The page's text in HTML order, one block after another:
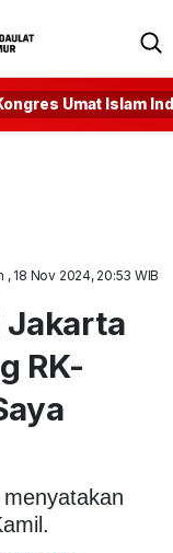
Umat Islam
, 18 Nov 2024, 20:53 WIB
Jakarta
RK-